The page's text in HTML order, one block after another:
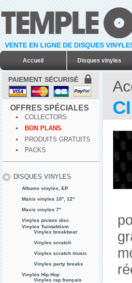
VENTE EN LIGNE DE DISQUES
Accueil Disques vinyles
PAIEMENT SÉCURISÉ
OFFRES SPÉCIALES
COLLECTORS
BON PLANS
PRODUITS GRATUITS
PACKS
DISQUES VINYLES
Albums vinyles, EP
Maxis vinyles 10'', 12''
Maxis vinyles 7''
Vinyles picture disc
Vinyles Turntablism
Vinyles breakbeat
Vinyles scratch
Vinyles scratch music
Vinyles party breaks
Vinyles Hip Hop
Vinyles rap français